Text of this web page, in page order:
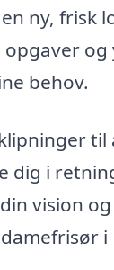
ny, frisk
behov.
dig i
vision
i